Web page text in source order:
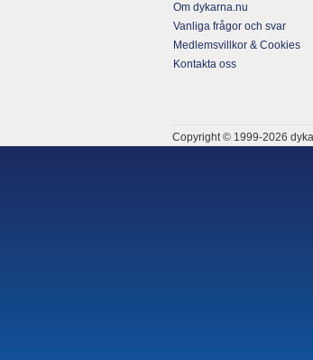
Om dykarna.nu
Vanliga frågor och svar
Medlemsvillkor & Cookies
Kontakta oss
Copyright © 1999-2026